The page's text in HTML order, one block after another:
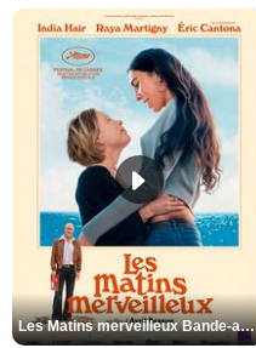
Les Matins merveilleux Bande-annonce VF